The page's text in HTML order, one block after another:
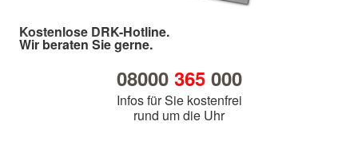
Kostenlose DRK-Hotline.
Wir beraten Sie gerne.
08000 365000
Infos für Sie kostenfrei
rund um die Uhr